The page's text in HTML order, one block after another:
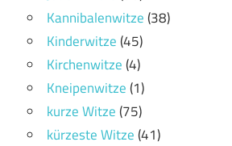
Kannibalenwitze(38)
Kinderwitze(45)
Kirchenwitze(4)
Kneipenwitze(1)
kurze Witze(75)
kürzeste Witze(41)